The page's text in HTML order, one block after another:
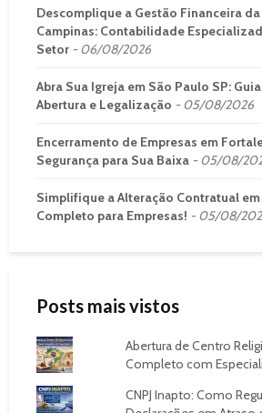
Descomplique a Gestão Financeira
Campinas: Contabilidade
Setor
06/08/2026
Abra Sua Igreja em São Paulo SP:
Abertura e Legalização
05/08/2026
Encerramento de Empresas em
Segurança para Sua Baixa
05/08/
Simplifique a Alteração Contratual em
Completo para Empresas!
05/08/
Posts mais vistos
Abertura de Centro
Completo com
CNPJ Inapto: Como